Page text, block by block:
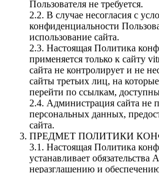
Пользователя не требуется.
2.2. В случае несогласия с
конфиденциальности
использование сайта.
2.3. Настоящая Политика
применяется только к сайту
сайта не контролирует и не
сайты третьих лиц, на
перейти по ссылкам,
2.4. Администрация сайта не
персональных данных,
сайта.
ПРЕДМЕТ ПОЛИТИКИ
3.1. Настоящая Политика
устанавливает
неразглашению и